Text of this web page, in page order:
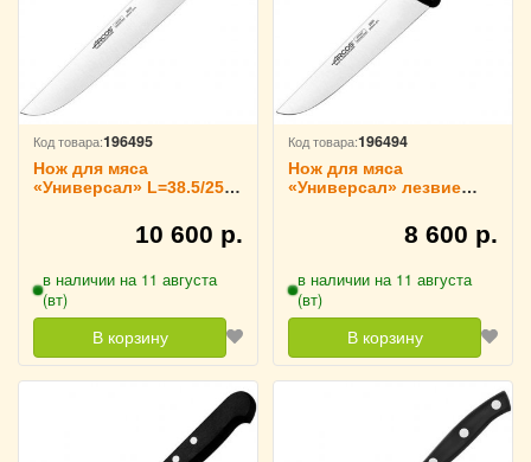
Код товара:196495
Нож для мяса
«Универсал» L=38.5/25
10 600 р.
в наличии на 11 августа
(вт)
В корзину
Код товара:196494
Нож для мяса
«Универсал» лезвие
8 600 р.
в наличии на 11 августа
(вт)
В корзину